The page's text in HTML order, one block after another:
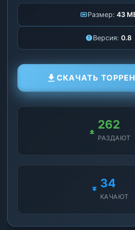
Размер: 43
Версия: 0.8
СКАЧАТЬ
264
РАЗДАЮТ
35
КАЧАЮТ